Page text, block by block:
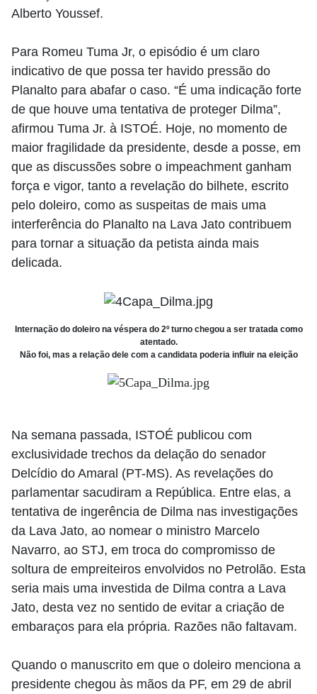
Alberto Youssef.
Para Romeu Tuma Jr, o episódio é um claro
indicativo de que possa ter havido pressão do
Planalto para abafar o caso. “É uma indicação forte
de que houve uma tentativa de proteger Dilma”,
afirmou Tuma Jr. à ISTOÉ. Hoje, no momento de
maior fragilidade da presidente, desde a posse, em
que as discussões sobre o impeachment ganham
força e vigor, tanto a revelação do bilhete, escrito
pelo doleiro, como as suspeitas de mais uma
interferência do Planalto na Lava Jato contribuem
para tornar a situação da petista ainda mais
delicada.
Internação do doleiro na véspera do 2º turno chegou a ser tratada como
atentado.
Não foi, mas a relação dele com a candidata poderia influir na eleição
Na semana passada, ISTOÉ publicou com
exclusividade trechos da delação do senador
Delcídio do Amaral (PT-MS). As revelações do
parlamentar sacudiram a República. Entre elas, a
tentativa de ingerência de Dilma nas investigações
da Lava Jato, ao nomear o ministro Marcelo
Navarro, ao STJ, em troca do compromisso de
soltura de empreiteiros envolvidos no Petrolão. Esta
seria mais uma investida de Dilma contra a Lava
Jato, desta vez no sentido de evitar a criação de
embaraços para ela própria. Razões não faltavam.
Quando o manuscrito em que o doleiro menciona a
presidente chegou às mãos da PF, em 29 de abril